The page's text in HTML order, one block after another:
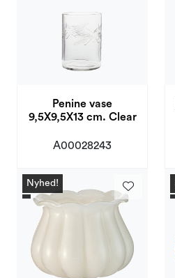
Penine vase
9,5X9,5X13 cm. Clear
A00028243
Nyhed!